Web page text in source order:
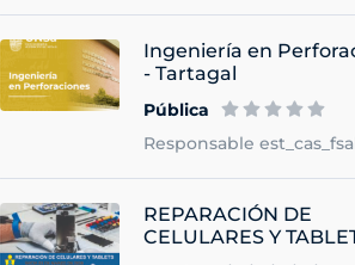
Ingeniería en
- Tartagal
Pública
Responsable
REPARACIÓN DE
CELULARES Y